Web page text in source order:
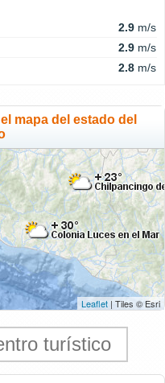
2.9 m/s
2.9 m/s
2.8 m/s
mapa del estado del
Leaflet | Tiles © Esri